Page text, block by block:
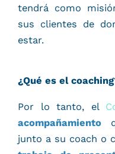
tendrá como
sus clientes de
estar.
¿Qué es el
Por lo tanto, el
acompañamiento
junto a su coach o